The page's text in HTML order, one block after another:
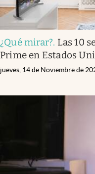
¿Qué mirar?. Las 10
Prime en Estados
jueves, 14 de Noviembre de